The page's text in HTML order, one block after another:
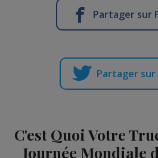
Partager sur
Partager
C'est Quoi Votre
Journée Mondiale